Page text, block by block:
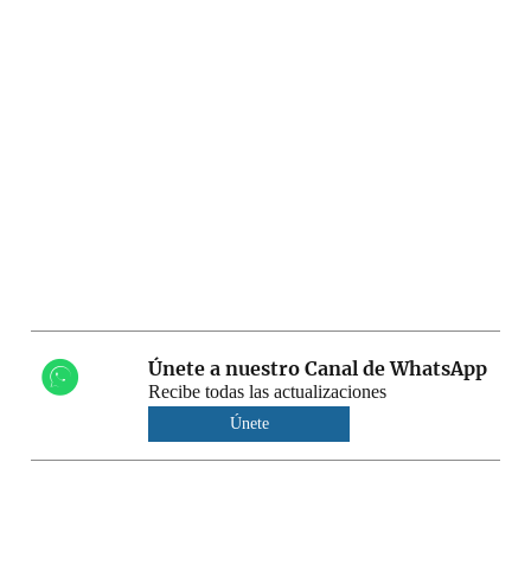
Únete a nuestro Canal de WhatsApp
Recibe todas las actualizaciones
Únete